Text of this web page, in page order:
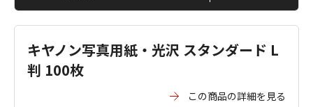
キヤノン写真用紙・光沢 スタンダード L
判 100枚
この商品の詳細を見る